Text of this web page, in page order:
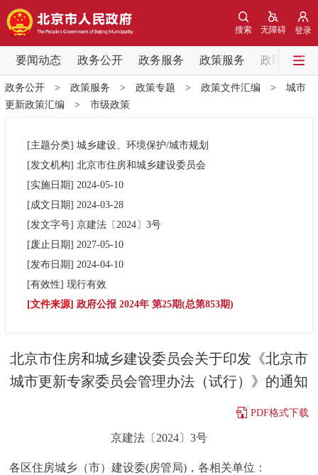
登录
无障碍
搜索
要闻动态 政务公开 政务服务 政策服务 政民互动
要闻动态
党中央精神 国务院信息 中央部委动态
各区热点
市领导
决策公开 专题公开
部门服务
政务公开> 政策服务 > 政策专题 > 政策文件汇编 > 城市
更新政策汇编 > 市级政策
[主题分类] 城乡建设、环境保护/城市规划
[发文机构] 北京市住房和城乡建设委员会
[实施日期] 2024-05-10
[成文日期] 2024-03-28
[发文字号] 京建法〔2024〕 3号
[废止日期] 2027-05-10
[发布日期] 2024-04-10
[有效性] 现行有效
[文件来源] 政府公报 2024年 第25期(总第853期)
北京市住房和城乡建设委员会关于印发《北京市
城市更新专家委员会管理办法（试行）》的通知
PDF格式下载
京建法〔2024〕3号
各区住房城乡（市）建设委(房管局)，各相关单位：